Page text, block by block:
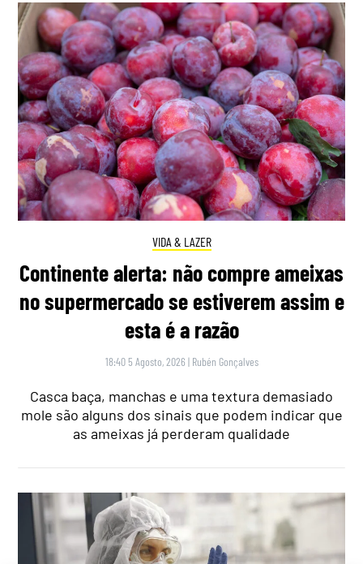
VIDA & LAZER
Continente alerta: não compre ameixas
no supermercado se estiverem assim e
esta é a razão
18:40 5 Agosto, 2026 | Rubén Gonçalves
Casca baça, manchas e uma textura demasiado
mole são alguns dos sinais que podem indicar que
as ameixas já perderam qualidade